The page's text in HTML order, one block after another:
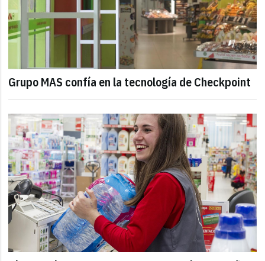
Grupo MAS confía en la tecnología de Checkpoint